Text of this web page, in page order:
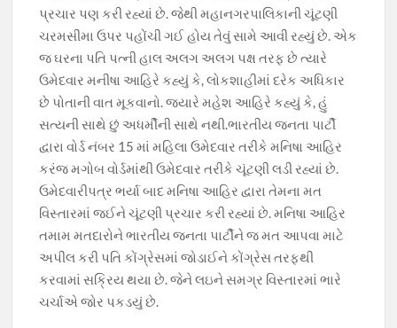
પ્રચાર પણ કરી રહ્યાં છે. જેથી મહાનગરપાલિકાની ચૂંટણી
ચરમસીમા ઉપર પહોંચી ગઈ હોય તેવું સામે આવી રહ્યું છે. એક
જ ઘરના પતિ પત્ની હાલ અલગ અલગ પક્ષ તરફ છે ત્યારે
ઉમેદવાર મનીષા આહિરે કહ્યું કે, લોકશાહીમાં દરેક અધિકાર
છે પોતાની વાત મૂકવાનો. જ્યારે મહેશ આહિરે કહ્યું કે, હું
સત્યની સાથે છું અધર્મીની સાથે નથી.ભારતીય જનતા પાર્ટી
દ્વારા વોર્ડ નંબર 15 માં મહિલા ઉમેદવાર તરીકે મનિષા આહિર
કરંજ મગોબ વોર્ડમાંથી ઉમેદવાર તરીકે ચૂંટણી લડી રહ્યાં છે.
ઉમેદવારીપત્ર ભર્યા બાદ મનિષા આહિર દ્વારા તેમના મત
વિસ્તારમાં જઈને ચૂંટણી પ્રચાર કરી રહ્યાં છે. મનિષા આહિર
તમામ મતદારોને ભારતીય જનતા પાર્ટીને જ મત આપવા માટે
અપીલ કરી પતિ કોંગ્રેસમાં જોડાઈને કોંગ્રેસ તરફથી
કરવામાં સક્રિય થયા છે. જેને લઇને સમગ્ર વિસ્તારમાં ભારે
ચર્ચાએ જોર પકડયું છે.